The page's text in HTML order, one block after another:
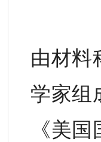
由材料
学家组
《美